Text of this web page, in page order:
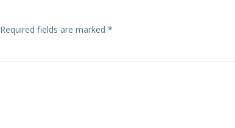
Required fields are marked *